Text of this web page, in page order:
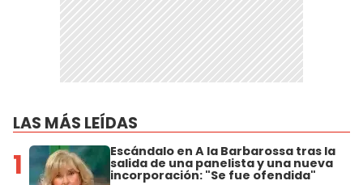
LAS MÁS LEÍDAS
1 Escándalo en A la Barbarossa tras la
salida de una panelista y una nueva
incorporación: "Se fue ofendida"